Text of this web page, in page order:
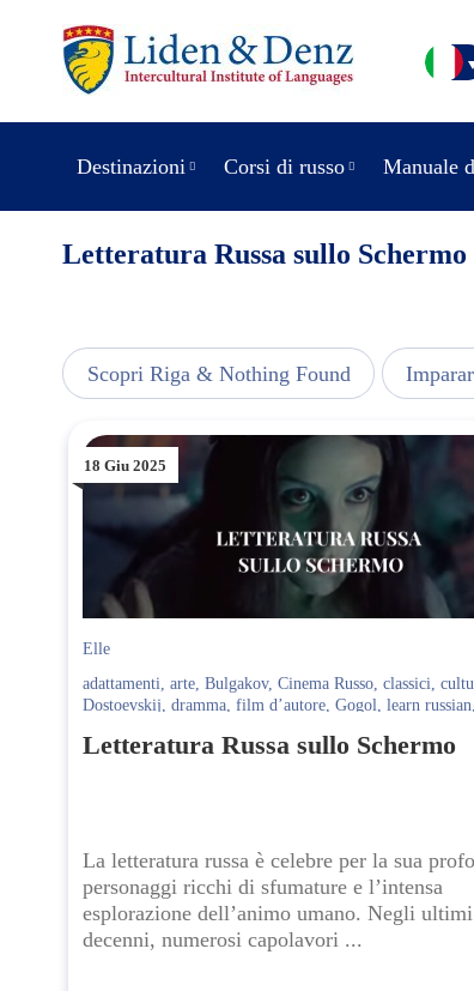
Destinazioni Corsi di russo Manuale
Letteratura Russa sullo Schermo
Scopri Riga & Nothing Found
18 Giu 2025
Elle
adattamenti, arte, Bulgakov, Cinema Russo, classici,
Dostoevskij, dramma, film d’autore, Gogol, learn russian,
Tolstoj
Letteratura Russa sullo Schermo
La letteratura russa è celebre per la sua
personaggi ricchi di sfumature e l’intensa
esplorazione dell’animo umano. Negli ultimi
decenni, numerosi capolavori ...